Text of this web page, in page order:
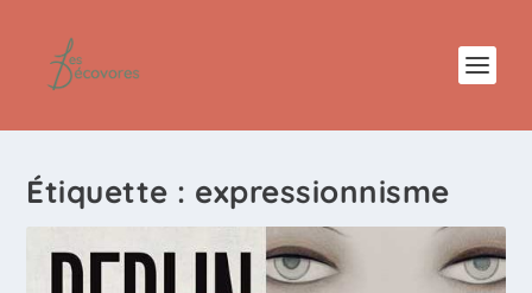
Étiquette : expressionnisme